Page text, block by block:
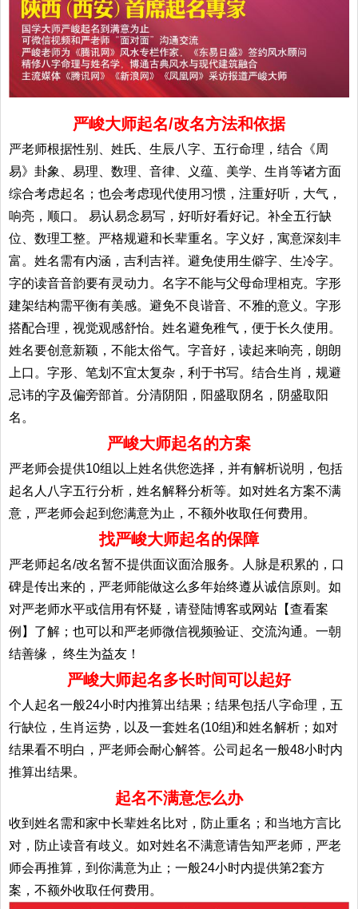
严峻大师起名/改名方法和依据
严老师根据性别、姓氏、生辰八字、五行命理，结合《周
易》卦象、易理、数理、音律、义蕴、美学、生肖等诸方面
综合考虑起名；也会考虑现代使用习惯，注重好听，大气，
响亮，顺口。 易认易念易写，好听好看好记。补全五行缺
位、数理工整。严格规避和长辈重名。字义好，寓意深刻丰
富。姓名需有内涵，吉利吉祥。避免使用生僻字、生冷字。
字的读音音韵要有灵动力。名字不能与父母命理相克。字形
建架结构需平衡有美感。避免不良谐音、不雅的意义。字形
搭配合理，视觉观感舒怡。姓名避免稚气，便于长久使用。
姓名要创意新颖，不能太俗气。字音好，读起来响亮，朗朗
上口。字形、笔划不宜太复杂，利于书写。结合生肖，规避
忌讳的字及偏旁部首。分清阴阳，阳盛取阴名，阴盛取阳
名。
严峻大师起名的方案
严老师会提供10组以上姓名供您选择，并有解析说明，包括
起名人八字五行分析，姓名解释分析等。如对姓名方案不满
意，严老师会起到您满意为止，不额外收取任何费用。
找严峻大师起名的保障
严老师起名/改名暂不提供面议面洽服务。人脉是积累的，口
碑是传出来的，严老师能做这么多年始终遵从诚信原则。如
对严老师水平或信用有怀疑，请登陆博客或网站【查看案
例】了解；也可以和严老师微信视频验证、交流沟通。一朝
结善缘， 终生为益友！
严峻大师起名多长时间可以起好
个人起名一般24小时内推算出结果；结果包括八字命理，五
行缺位，生肖运势，以及一套姓名(10组)和姓名解析；如对
结果看不明白，严老师会耐心解答。公司起名一般48小时内
推算出结果。
起名不满意怎么办
收到姓名需和家中长辈姓名比对，防止重名；和当地方言比
对，防止读音有歧义。如对姓名不满意请告知严老师，严老
师会再推算，到你满意为止；一般24小时内提供第2套方
案，不额外收取任何费用。